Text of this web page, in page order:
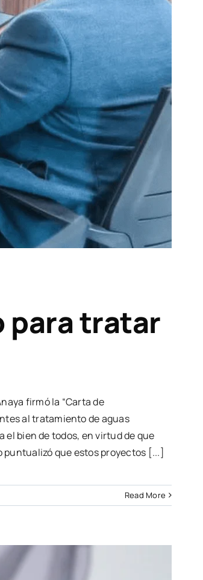
para tratar
firmó la “Carta de
al tratamiento de aguas
bien de todos, en virtud de que
puntualizó que estos proyectos [...]
Read More